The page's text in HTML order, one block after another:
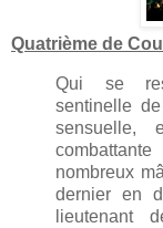
Quatrième de
Qui se
sentinelle
sensuelle,
nombreux
dernier en
lieutenant